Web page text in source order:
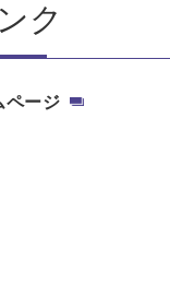
ク
ページ